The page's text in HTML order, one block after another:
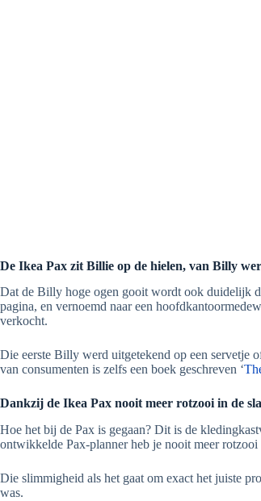
De Ikea Pax zit Billie op de hielen, van Billy
Dat de Billy hoge ogen gooit wordt ook duidelijk
pagina, en vernoemd naar een
verkocht.
Die eerste Billy werd uitgetekend op een servetje
van consumenten is zelfs een boek geschreven ‘
Dankzij de Ikea Pax nooit meer rotzooi in de
Hoe het bij de Pax is gegaan? Dit is de
ontwikkelde Pax-planner heb je nooit meer
Die slimmigheid als het gaat om exact het juiste
was.